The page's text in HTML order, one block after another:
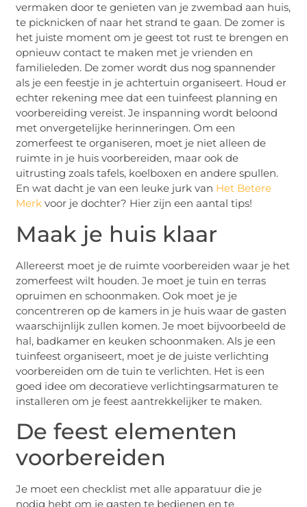
vermaken door te genieten van je zwembad aan huis,
te picknicken of naar het strand te gaan. De zomer is
het juiste moment om je geest tot rust te brengen en
opnieuw contact te maken met je vrienden en
familieleden. De zomer wordt dus nog spannender
als je een feestje in je achtertuin organiseert. Houd er
echter rekening mee dat een tuinfeest planning en
voorbereiding vereist. Je inspanning wordt beloond
met onvergetelijke herinneringen. Om een ​​
zomerfeest te organiseren, moet je niet alleen de
ruimte in je huis voorbereiden, maar ook de
uitrusting zoals tafels, koelboxen en andere spullen.
En wat dacht je van een leuke jurk van Het Betere
Merk voor je dochter? Hier zijn een aantal tips!
Maak je huis klaar
Allereerst moet je de ruimte voorbereiden waar je het
zomerfeest wilt houden. Je moet je tuin en terras
opruimen en schoonmaken. Ook moet je je
concentreren op de kamers in je huis waar de gasten
waarschijnlijk zullen komen. Je moet bijvoorbeeld de
hal, badkamer en keuken schoonmaken. Als je een
tuinfeest organiseert, moet je de juiste verlichting
voorbereiden om de tuin te verlichten. Het is een
goed idee om decoratieve verlichtingsarmaturen te
installeren om je feest aantrekkelijker te maken.
De feest elementen
voorbereiden
Je moet een checklist met alle apparatuur die je
nodig hebt om je gasten te bedienen en te